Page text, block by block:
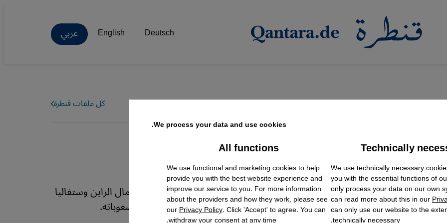
Deutsch
English عربي
كل ملفات قنطرة
الإسلامية بالمدارس الألمانية
وصل تدريس الإسلام بألمانيا؟
مرت على إدراج تدريس مادة التربية الإسلامية في المدارس الألمانية. ولاية شمال الراين وستفاليا
ثم تبعتها ولايات أخرى. إيمان مَلُّوك تابعت إنجازات هذا المشروع وعقباته وصعوباته.
We process your data and use cookies.
Technically
We use technically necessary
you with the essential functions of
only process your data on our own
can read more about this in our
can only use our website to the
All functions
We use functional and marketing cookies to help
provide you with the best website experience and
improve our service to you. For more information
about the providers and how they work, please see
ourPrivacy Policy. Click 'Accept' to agree. You can
Facebook Embed / Facebook Connect
Twitter Embed
Instagram Embed
Youtube Embed
Google Maps Embed